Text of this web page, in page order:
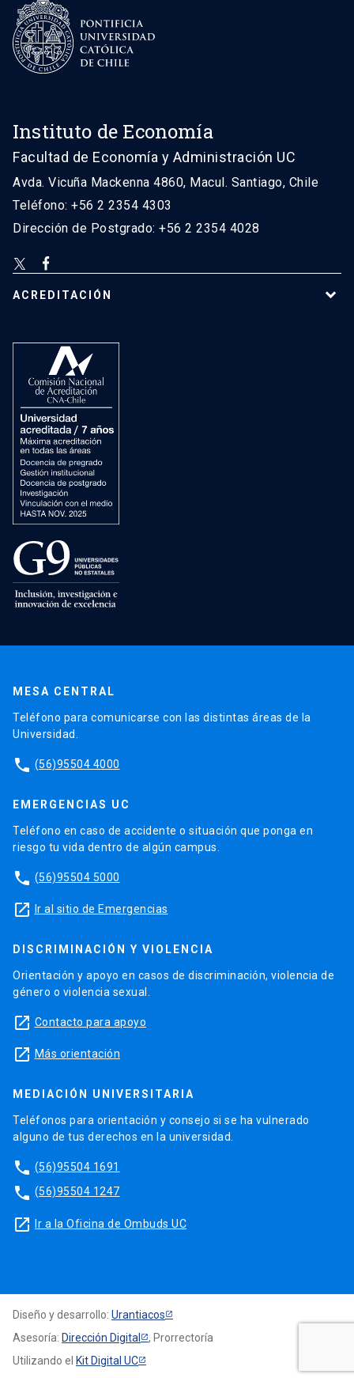
Instituto de Economía
Facultad de Economía y Administración UC
Avda. Vicuña Mackenna 4860, Macul. Santiago, Chile
Teléfono: +56 2 2354 4303
Dirección de Postgrado: +56 2 2354 4028
ACREDITACIÓN
MESA CENTRAL
Teléfono para comunicarse con las distintas áreas de la
Universidad.
phone (56)95504 4000
EMERGENCIAS UC
Teléfono en caso de accidente o situación que ponga en
riesgo tu vida dentro de algún campus.
phone (56)95504 5000
launch Ir al sitio de Emergencias
DISCRIMINACIÓN Y VIOLENCIA
Orientación y apoyo en casos de discriminación, violencia de
género o violencia sexual.
launch Contacto para apoyo
launch Más orientación
MEDIACIÓN UNIVERSITARIA
Teléfonos para orientación y consejo si se ha vulnerado
alguno de tus derechos en la universidad.
phone (56)95504 1691
phone (56)95504 1247
launch Ir a la Oficina de Ombuds UC
Diseño y desarrollo: Urantiacos
Asesoría: Dirección Digital
, Prorrectoría
Utilizando el Kit Digital UC